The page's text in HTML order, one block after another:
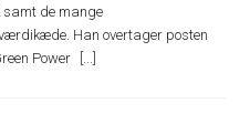
samt de mange
Han overtager posten
Power